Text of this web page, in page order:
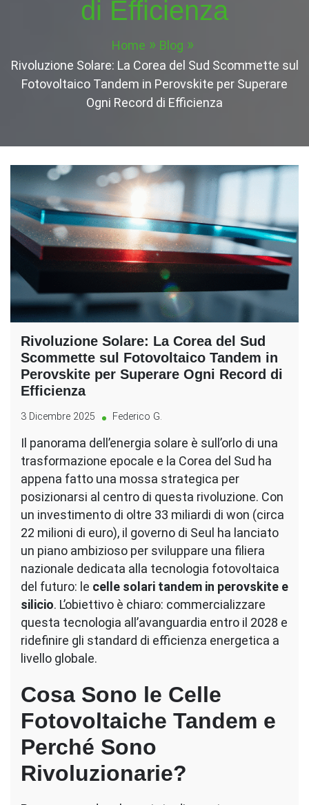
di Efficienza
Home
Blog
Rivoluzione Solare: La Corea del Sud Scommette sul
Fotovoltaico Tandem in Perovskite per Superare
Ogni Record di Efficienza
Rivoluzione Solare: La Corea del Sud
Scommette sul Fotovoltaico Tandem in
Perovskite per Superare Ogni Record di
Efficienza
3 Dicembre 2025 Federico G.
Il panorama dell’energia solare è sull’orlo di una
trasformazione epocale e la Corea del Sud ha
appena fatto una mossa strategica per
posizionarsi al centro di questa rivoluzione. Con
un investimento di oltre 33 miliardi di won (circa
22 milioni di euro), il governo di Seul ha lanciato
un piano ambizioso per sviluppare una filiera
nazionale dedicata alla tecnologia fotovoltaica
del futuro: le celle solari tandem in perovskite e
silicio. L’obiettivo è chiaro: commercializzare
questa tecnologia all’avanguardia entro il 2028 e
ridefinire gli standard di efficienza energetica a
livello globale.
Cosa Sono le Celle
Fotovoltaiche Tandem e
Perché Sono
Rivoluzionarie?